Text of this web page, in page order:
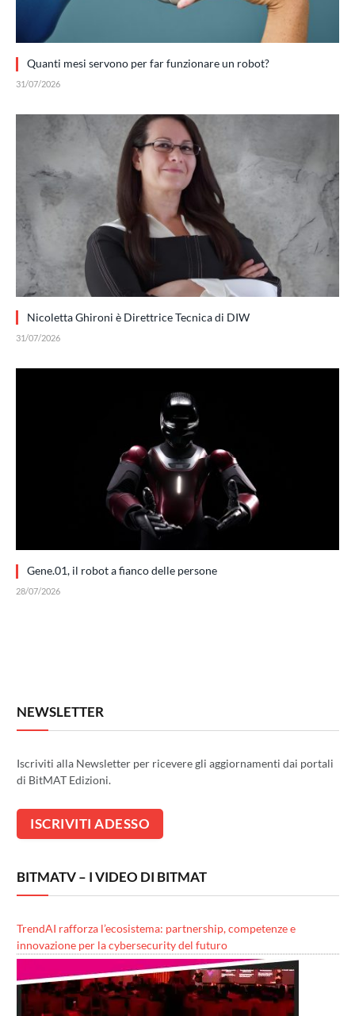
Quanti mesi servono per far funzionare un robot?
31/07/2026
Nicoletta Ghironi è Direttrice Tecnica di DIW
31/07/2026
Gene.01, il robot a fianco delle persone
28/07/2026
NEWSLETTER
Iscriviti alla Newsletter per ricevere gli aggiornamenti dai portali
di BitMAT Edizioni.
BITMATV – I VIDEO DI BITMAT
TrendAI rafforza l’ecosistema: partnership, competenze e
innovazione per la cybersecurity del futuro